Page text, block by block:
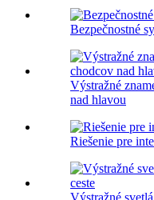
Bezpečnostné
Výstražné
nad hlavou
Riešenie pre